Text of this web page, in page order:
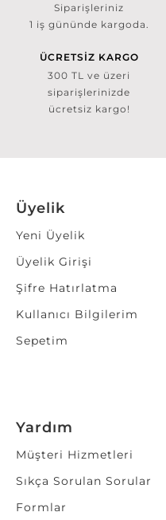
Siparişleriniz
1 iş gününde kargoda.
ÜCRETSİZ KARGO
300 TL ve üzeri
siparişlerinizde
ücretsiz kargo!
Üyelik
Yeni Üyelik
Üyelik Girişi
Şifre Hatırlatma
Kullanıcı Bilgilerim
Sepetim
Yardım
Müşteri Hizmetleri
Sıkça Sorulan Sorular
Formlar